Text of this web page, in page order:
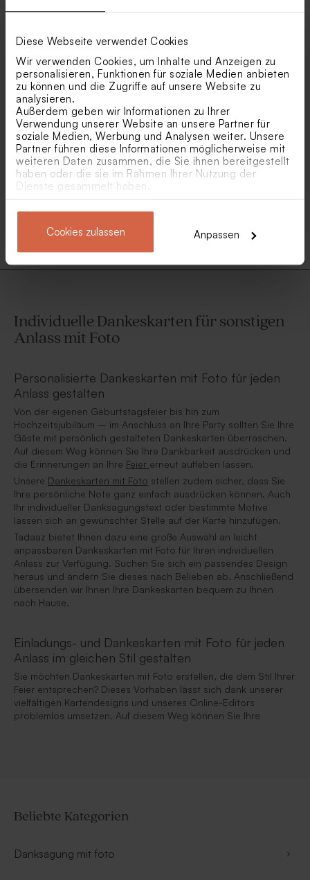
Diese Webseite verwendet Cookies
Wir verwenden Cookies, um Inhalte und Anzeigen zu
personalisieren, Funktionen für soziale Medien anbieten
zu können und die Zugriffe auf unsere Website zu
analysieren.
Außerdem geben wir Informationen zu Ihrer
Verwendung unserer Website an unsere Partner für
soziale Medien, Werbung und Analysen weiter. Unsere
Partner führen diese Informationen möglicherweise mit
weiteren Daten zusammen, die Sie ihnen bereitgestellt
haben oder die sie im Rahmen Ihrer Nutzung der
Dienste gesammelt haben.
Cookies zulassen Anpassen
Lesezeichen Einhorn und
Foto
Boho Greenery Dankeskarte
Foto und Konfetti
Individuelle Dankeskarten für sonstigen
Anlass mit Foto
Personalisierte Dankeskarten mit Foto für jeden
Anlass gestalten
Von der eigenen Geburtstagsfeier bis hin zum
Hochzeitsjubiläum – im Anschluss an Ihre Party sollten Sie Ihre
Gäste mit persönlich gestalteten Dankeskarten überraschen.
Auf diesem Weg können Sie Ihre Dankbarkeit ausdrücken und
die Erinnerungen an Ihre Feier erneut aufleben lassen.
Unsere Dankeskarten mit Foto stellen zudem sicher, dass Sie
Ihre persönliche Note ganz einfach ausdrücken können. Auch
Ihr individueller Danksagungstext oder bestimmte Motive
lassen sich an gewünschter Stelle auf der Karte hinzufügen.
Tadaaz bietet Ihnen dazu eine große Auswahl an leicht
anpassbaren Dankeskarten mit Foto für Ihren individuellen
Anlass zur Verfügung. Suchen Sie sich ein passendes Design
heraus und ändern Sie dieses nach Belieben ab. Anschließend
übersenden wir Ihnen Ihre Dankeskarten bequem zu Ihnen
nach Hause.
Einladungs- und Dankeskarten mit Foto für jeden
Anlass im gleichen Stil gestalten
Sie möchten Dankeskarten mit Foto erstellen, die dem Stil Ihrer
Feier entsprechen? Dieses Vorhaben lässt sich dank unserer
vielfältigen Kartendesigns und unseres Online-Editors
problemlos umsetzen. Auf diesem Weg können Sie Ihre
Beliebte Kategorien
Danksagung mit foto